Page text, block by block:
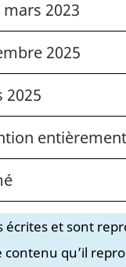
mars 2023
2025
2025
écrites et sont
qu’il